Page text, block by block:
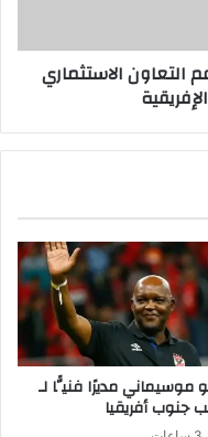
التعاون الاستثماري
موسيماني مديرًا فنيًّا لـ
جنوب أفريقيا